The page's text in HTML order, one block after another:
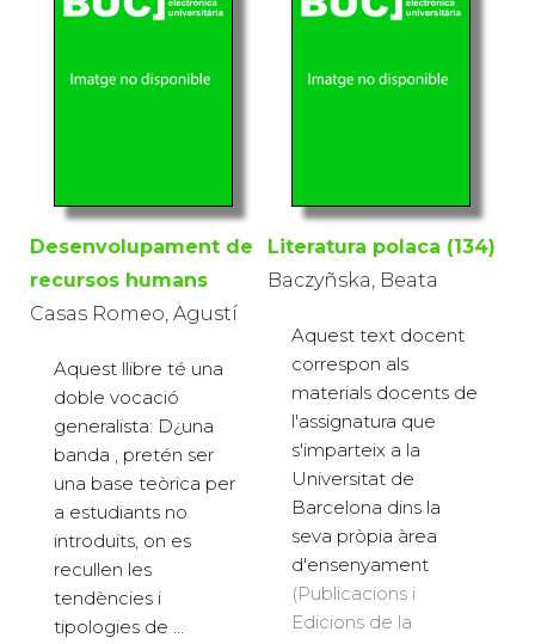
Desenvolupament de
recursos humans
Casas Romeo, Agustí
Aquest llibre té una
doble vocació
generalista: D¿una
banda , pretén ser
una base teòrica per
a estudiants no
introduïts, on es
recullen les
tendències i
tipologies de ...
Literatura polaca (134)
Baczyñska, Beata
Aquest text docent
correspon als
materials docents de
l'assignatura que
s'imparteix a la
Universitat de
Barcelona dins la
seva pròpia àrea
d'ensenyament
(Publicacions i
Edicions de la